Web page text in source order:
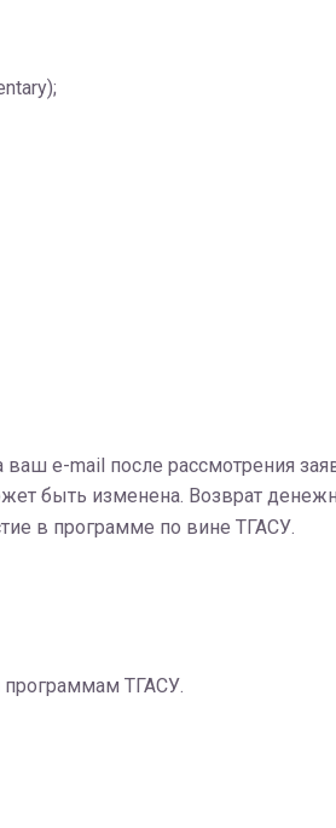
e-mail после рассмотрения
быть изменена. Возврат
в программе по вине ТГАСУ.
программам ТГАСУ.